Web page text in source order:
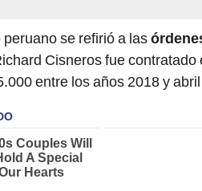
se refirió a las
Cisneros fue contratado
entre los años 2018 y